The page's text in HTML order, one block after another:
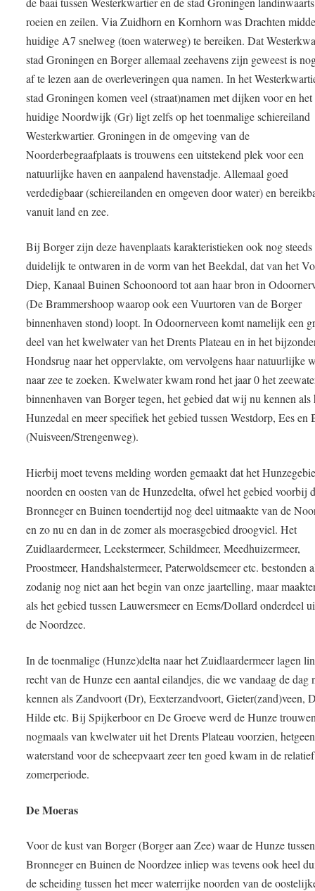
roeien en zeilen. Via Zuidhorn en Kornhorn was Drachten
huidige A7 snelweg (toen waterweg) te bereiken. Dat
stad Groningen en Borger allemaal zeehavens zijn geweest is
af te lezen aan de overleveringen qua namen. In het
stad Groningen komen veel (straat)namen met dijken voor en het
huidige Noordwijk (Gr) ligt zelfs op het toenmalige schiereiland
Westerkwartier. Groningen in de omgeving van de
Noorderbegraafplaats is trouwens een uitstekend plek voor een
natuurlijke haven en aanpalend havenstadje. Allemaal goed
verdedigbaar (schiereilanden en omgeven door water) en
vanuit land en zee.
Bij Borger zijn deze havenplaats karakteristieken ook nog steeds
duidelijk te ontwaren in de vorm van het Beekdal, dat van het
Diep, Kanaal Buinen Schoonoord tot aan haar bron in
(De Brammershoop waarop ook een Vuurtoren van de Borger
binnenhaven stond) loopt. In Odoornerveen komt namelijk een
deel van het kwelwater van het Drents Plateau en in het
Hondsrug naar het oppervlakte, om vervolgens haar natuurlijke
naar zee te zoeken. Kwelwater kwam rond het jaar 0 het
binnenhaven van Borger tegen, het gebied dat wij nu kennen als
Hunzedal en meer specifiek het gebied tussen Westdorp, Ees en
(Nuisveen/Strengenweg).
Hierbij moet tevens melding worden gemaakt dat het
noorden en oosten van de Hunzedelta, ofwel het gebied voorbij
Bronneger en Buinen toendertijd nog deel uitmaakte van de
en zo nu en dan in de zomer als moerasgebied droogviel. Het
Zuidlaardermeer, Leekstermeer, Schildmeer, Meedhuizermeer,
Proostmeer, Handshalstermeer, Paterwoldsemeer etc. bestonden
zodanig nog niet aan het begin van onze jaartelling, maar
als het gebied tussen Lauwersmeer en Eems/Dollard onderdeel
de Noordzee.
In de toenmalige (Hunze)delta naar het Zuidlaardermeer lagen
recht van de Hunze een aantal eilandjes, die we vandaag de dag
kennen als Zandvoort (Dr), Eexterzandvoort, Gieter(zand)veen,
Hilde etc. Bij Spijkerboor en De Groeve werd de Hunze
nogmaals van kwelwater uit het Drents Plateau voorzien,
waterstand voor de scheepvaart zeer ten goed kwam in de
zomerperiode.
De Moeras
Voor de kust van Borger (Borger aan Zee) waar de Hunze tussen
Bronneger en Buinen de Noordzee inliep was tevens ook heel
de scheiding tussen het meer waterrijke noorden van de